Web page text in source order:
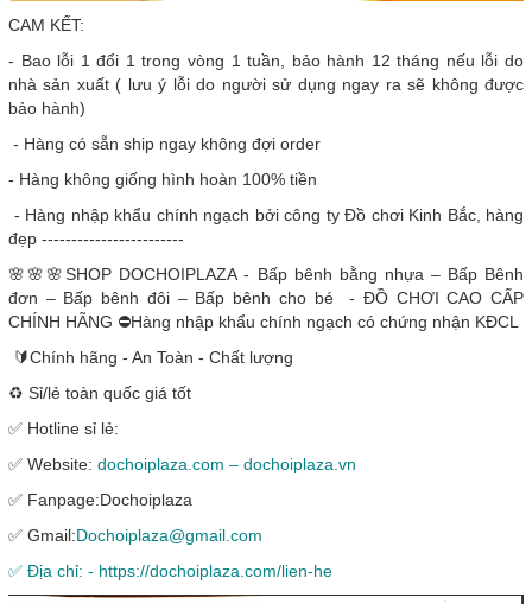
CAM KẾT:
- Bao lỗi 1 đổi 1 trong vòng 1 tuần, bảo hành 12 tháng nếu lỗi do
nhà sản xuất ( lưu ý lỗi do người sử dụng ngay ra sẽ không được
bảo hành)
- Hàng có sẵn ship ngay không đợi order
- Hàng không giống hình hoàn 100% tiền
- Hàng nhập khẩu chính ngạch bởi công ty Đồ chơi Kinh Bắc, hàng
đẹp ------------------------
🌸🌸🌸SHOP DOCHOIPLAZA - Bấp bênh bằng nhựa – Bấp Bênh
đơn – Bấp bênh đôi – Bấp bênh cho bé - ĐỒ CHƠI CAO CẤP
CHÍNH HÃNG ⛔Hàng nhập khẩu chính ngạch có chứng nhận KĐCL
🔰Chính hãng - An Toàn - Chất lượng
♻️ Sỉ/lẻ toàn quốc giá tốt
✅ Hotline sỉ lẻ:
✅ Website: dochoiplaza.com – dochoiplaza.vn
✅ Fanpage:Dochoiplaza
✅ Gmail:Dochoiplaza@gmail.com
✅ Địa chỉ: - https://dochoiplaza.com/lien-he